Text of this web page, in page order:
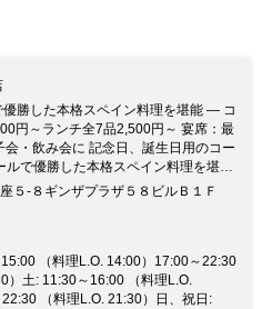
勝した本格スペイン料理を堪能 ― コ
円～ランチ全7品2,500円～ 宴席：最
会・飲み会に 記念日、誕生日用のコー
で優勝した本格スペイン料理を堪能
6,000円～ランチ全7品2,500円～ 宴
どろ銀座三越店が「嵐にしやがれ」に
】 数々のコンクールで受賞したパエ
ペイン直輸入食材等を使用した【スペ
ソムリエ厳選ワイン】と共に楽しめま
リア ［世界2位］フィデワ デ ガンデ
５‐８ギンザプラザ５８ビルＢ１Ｆ
（料理L.O. 14:00）17:00～22:30
）土: 11:30～16:00 （料理L.O.
（料理L.O. 21:30）日、祝日: